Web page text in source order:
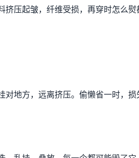
压起皱，纤维受损，再穿时怎么熨
对地方，远离挤压。偷懒省一时，损